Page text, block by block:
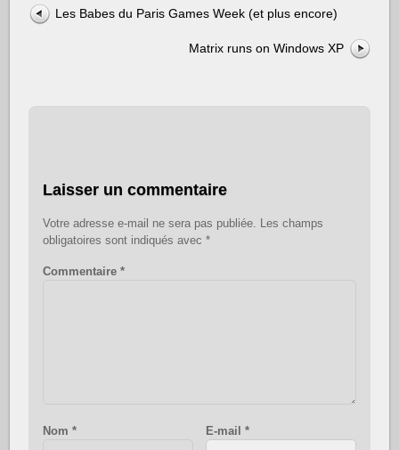
Les Babes du Paris Games Week (et plus encore)
Matrix runs on Windows XP
Laisser un commentaire
Votre adresse e-mail ne sera pas publiée. Les champs
obligatoires sont indiqués avec *
Commentaire *
Nom * E-mail*